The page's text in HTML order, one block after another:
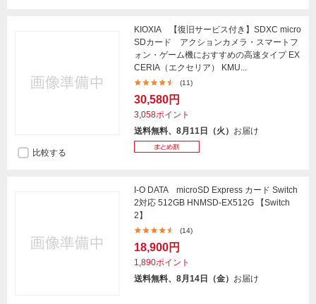
KIOXIA 【復旧サービス付き】SDXC micro
SDカード アクションカメラ・スマートフ
ォン・ゲーム機におすすめの高速タイプ EX
CERIA（エクセリア） KMU...
(11)
30,580円
3,058ポイント
送料無料、8月11日（火） お届け
比較する
I-O DATA microSD Express カード Switch
2対応 512GB HNMSD-EX512G 【Switch
2】
(14)
18,900円
1,890ポイント
送料無料、8月14日（金） お届け